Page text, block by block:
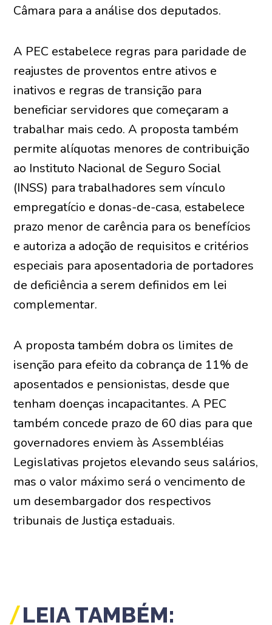
Câmara para a análise dos deputados.
A PEC estabelece regras para paridade de
reajustes de proventos entre ativos e
inativos e regras de transição para
beneficiar servidores que começaram a
trabalhar mais cedo. A proposta também
permite alíquotas menores de contribuição
ao Instituto Nacional de Seguro Social
(INSS) para trabalhadores sem vínculo
empregatício e donas-de-casa, estabelece
prazo menor de carência para os benefícios
e autoriza a adoção de requisitos e critérios
especiais para aposentadoria de portadores
de deficiência a serem definidos em lei
complementar.
A proposta também dobra os limites de
isenção para efeito da cobrança de 11% de
aposentados e pensionistas, desde que
tenham doenças incapacitantes. A PEC
também concede prazo de 60 dias para que
governadores enviem às Assembléias
Legislativas projetos elevando seus salários,
mas o valor máximo será o vencimento de
um desembargador dos respectivos
tribunais de Justiça estaduais.
LEIA TAMBÉM: